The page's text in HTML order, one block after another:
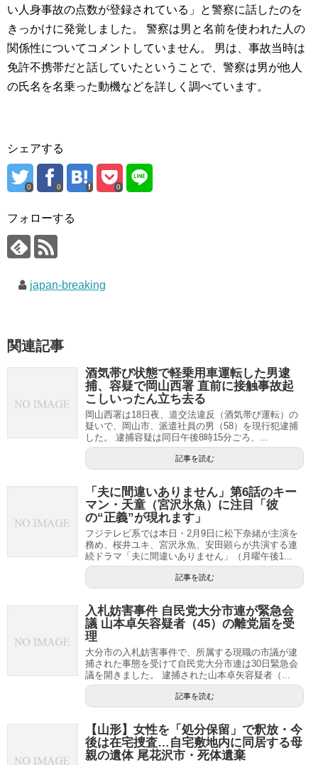
い人身事故の点数が登録されている」と警察に話したのを
きっかけに発覚しました。 警察は男と名前を使われた人の
関係性についてコメントしていません。 男は、事故当時は
免許不携帯だと話していたということで、警察は男が他人
の氏名を名乗った動機などを詳しく調べています。
シェアする
0 0 0
フォローする
japan-breaking
関連記事
酒気帯び状態で軽乗用車運転した男逮
捕、容疑で岡山西署 直前に接触事故起
こしいったん立ち去る
岡山西署は18日夜、道交法違反（酒気帯び運転）の
疑いで、岡山市、派遣社員の男（58）を現行犯逮捕
した。 逮捕容疑は同日午後8時15分ごろ、...
記事を読む
「夫に間違いありません」第6話のキー
マン・天童（宮沢氷魚）に注目「彼
の“正義”が現れます」
フジテレビ系では本日・2月9日に松下奈緒が主演を
務め、桜井ユキ、宮沢氷魚、安田顕らが共演する連
続ドラマ「夫に間違いありません」（月曜午後1...
記事を読む
入札妨害事件 自民党大分市連が緊急会
議 山本卓矢容疑者（45）の離党届を受
理
大分市の入札妨害事件で、所属する現職の市議が逮
捕された事態を受けて自民党大分市連は30日緊急会
議を開きました。 逮捕された山本卓矢容疑者（...
記事を読む
【山形】女性を「処分保留」で釈放・今
後は在宅捜査…自宅敷地内に同居する母
親の遺体 尾花沢市・死体遺棄